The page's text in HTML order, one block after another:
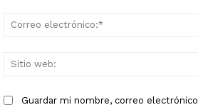
Guardar mi nombre, correo